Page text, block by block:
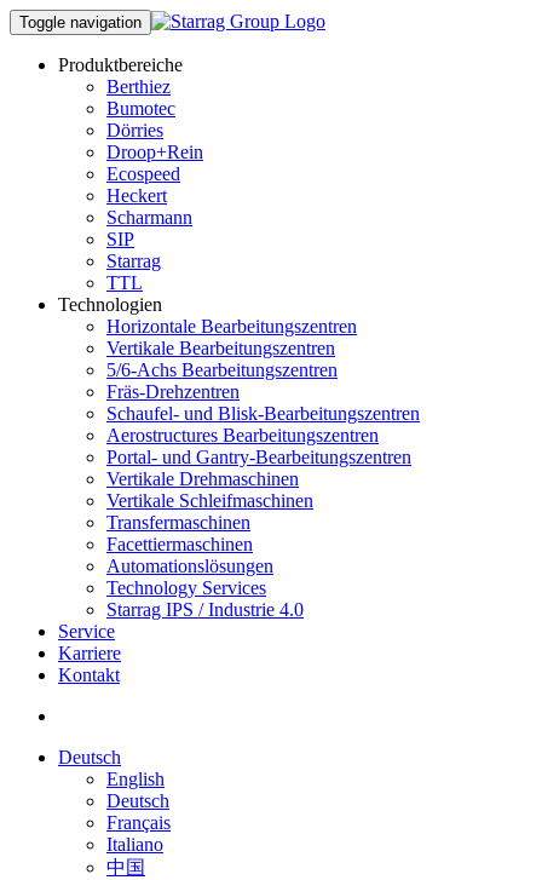
Toggle navigation
Produktbereiche
Berthiez
Bumotec
Dörries
Droop+Rein
Ecospeed
Heckert
Scharmann
SIP
Starrag
TTL
Technologien
Horizontale Bearbeitungszentren
Vertikale Bearbeitungszentren
5/6-Achs Bearbeitungszentren
Fräs-Drehzentren
Schaufel- und Blisk-Bearbeitungszentren
Aerostructures Bearbeitungszentren
Portal- und Gantry-Bearbeitungszentren
Vertikale Drehmaschinen
Vertikale Schleifmaschinen
Transfermaschinen
Facettiermaschinen
Automationslösungen
Technology Services
Starrag IPS / Industrie 4.0
Service
Karriere
Kontakt
Deutsch
English
Deutsch
Français
Italiano
中国